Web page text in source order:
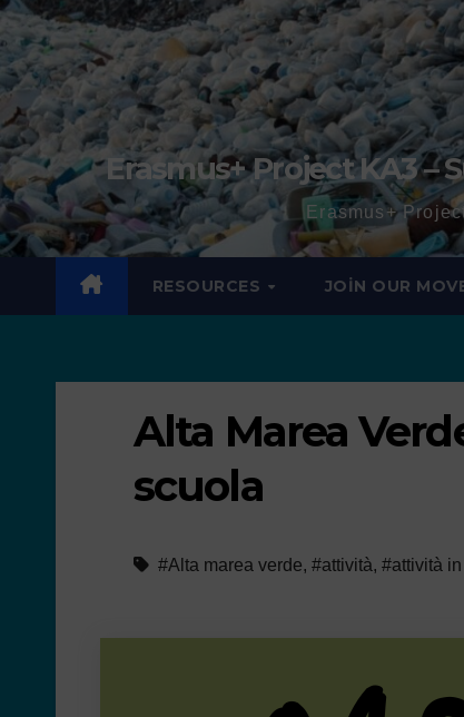
Erasmus+ Project KA3 –
Erasmus+
RESOURCES JOIN OUR
Alta Marea
scuola
#Alta marea verde, #attività, #attività